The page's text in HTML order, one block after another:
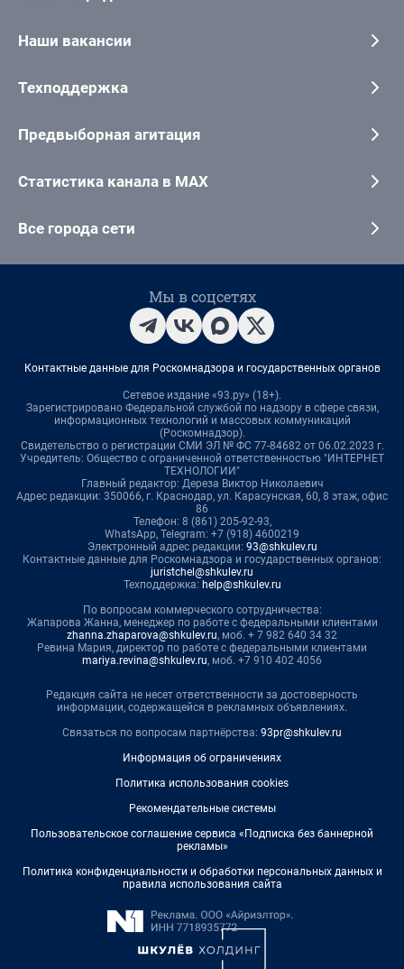
Наши вакансии
Техподдержка
Предвыборная агитация
Статистика канала в MAX
Все города сети
Мы в соцсетях
Контактные данные для Роскомнадзора и государственных органов
Сетевое издание «93.ру» (18+).
Зарегистрировано Федеральной службой по надзору в сфере связи,
информационных технологий и массовых коммуникаций
(Роскомнадзор).
Свидетельство о регистрации СМИ ЭЛ № ФС 77-84682 от 06.02.2023 г.
Учредитель: Общество с ограниченной ответственностью "ИНТЕРНЕТ
ТЕХНОЛОГИИ"
Главный редактор: Дереза Виктор Николаевич
Адрес редакции: 350066, г. Краснодар, ул. Карасунская, 60, 8 этаж, офис
86
Телефон: 8 (861) 205-92-93,
WhatsApp, Telegram: +7 (918) 4600219
Электронный адрес редакции: 93@shkulev.ru
Контактные данные для Роскомнадзора и государственных органов:
juristchel@shkulev.ru
Техподдержка: help@shkulev.ru
По вопросам коммерческого сотрудничества:
Жапарова Жанна, менеджер по работе с федеральными клиентами
zhanna.zhaparova@shkulev.ru, моб. + 7 982 640 34 32
Ревина Мария, директор по работе с федеральными клиентами
mariya.revina@shkulev.ru, моб. +7 910 402 4056
Редакция сайта не несет ответственности за достоверность
информации, содержащейся в рекламных объявлениях.
Связаться по вопросам партнёрства: 93pr@shkulev.ru
Информация об ограничениях
Политика использования cookies
Рекомендательные системы
Пользовательское соглашение сервиса «Подписка без баннерной
рекламы»
Политика конфиденциальности и обработки персональных данных и
правила использования сайта